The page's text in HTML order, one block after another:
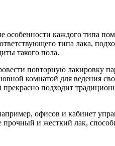
особенности каждого типа
типа лака,
такого пола.
повторную лакировку
комнатой для ведения
прекрасно подходит
офисов и кабинет
прочный и жесткий лак,